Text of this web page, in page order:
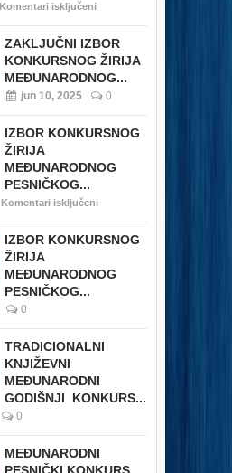
Komentari isključeni
ZAKLJUČNI IZBOR
KONKURSNOG ŽIRIJA
MEĐUNARODNOG...
jun 10, 2025 0
IZBOR KONKURSNOG
ŽIRIJA
MEĐUNARODNOG
PESNIČKOG...
Komentari isključeni
IZBOR KONKURSNOG
ŽIRIJA
MEĐUNARODNOG
PESNIČKOG...
0
TRADICIONALNI
KNJIŽEVNI
MEĐUNARODNI
GODIŠNJI KONKURS...
0
MEĐUNARODNI